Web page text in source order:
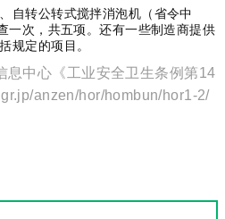
自转公转式搅拌消泡机（省令中
一次，共五项。还有一些制造商提供
规定的项目。
息中心《工业安全卫生条例第14
anzen/hor/hombun/hor1-2/